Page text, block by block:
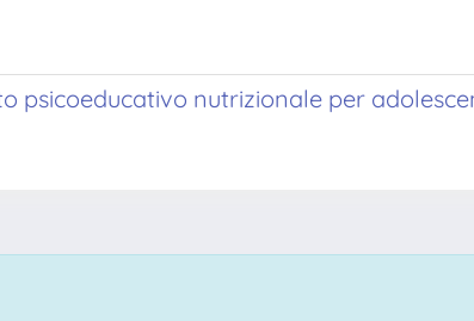
psicoeducativo nutrizionale per